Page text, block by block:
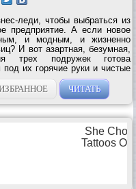
леди, чтобы выбраться из
предприятие. А если новое
и модным, и жизненно
И вот азартная, безумная,
трех подружек готова
их горячие руки и чистые
городских охотниц
ЧИТАТЬ